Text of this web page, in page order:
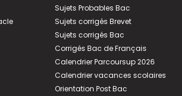
Sujets Probables Bac
Sujets corrigés Brevet
Sujets corrigés Bac
Corrigés Bac de Français
Calendrier Parcoursup 2026
Calendrier vacances scolaires
Orientation Post Bac